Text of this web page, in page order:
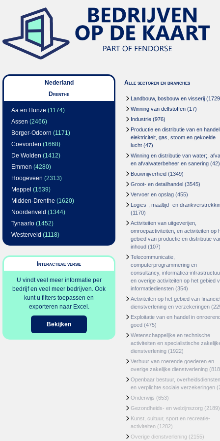
Nederland
Drenthe
Aa en Hunze (1174)
Assen (2466)
Borger-Odoorn (1171)
Coevorden (1668)
De Wolden (1412)
Emmen (4280)
Hoogeveen (2313)
Meppel (1539)
Midden-Drenthe (1620)
Noordenveld (1344)
Tynaarlo (1452)
Westerveld (1118)
Interactieve versie
U vindt veel meer informatie per
bedrijf en veel meer bedrijven. Ook
kunt u filters toepassen en
exporteren naar Excel.
Bekijken
Alle sectoren en branches
Landbouw, bosbouw en visserij
Winning van delfstoffen (17)
Industrie (976)
Productie en distributie van en
elektriciteit, gas, stoom en gekoelde
lucht (47)
Winning en distributie van water;,
en afvalwaterbeheer en sanering (42)
Bouwnijverheid (1349)
Groot- en detailhandel (3545)
Vervoer en opslag (455)
Logies-, maaltijd- en
(1170)
Activiteiten van uitgeverijen,
omroepactiviteiten, en activiteiten op
gebied van productie en distributie
inhoud (107)
Telecommunicatie,
computerprogrammering en
consultancy, informatica-
en overige activiteiten op het gebied
informatiediensten (354)
Activiteiten op het gebied van
dienstverlening en verzekeringen
Exploitatie van en handel in
goed (475)
Wetenschappelijke en technische
activiteiten en specialistische
dienstverlening (1922)
Verhuur van roerende goederen en
overige zakelijke dienstverlening
Openbaar bestuur, overheidsdiensten
en verplichte sociale verzekeringen
Onderwijs (653)
Gezondheids- en welzijnszorg (2189)
Kunst, cultuur, sport en recreatie-
activiteiten (1282)
Overige dienstverlening (2155)